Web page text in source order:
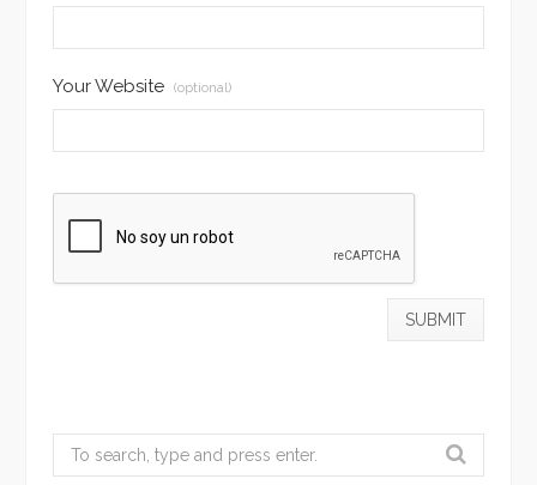
Your Website (optional)
Search
for: